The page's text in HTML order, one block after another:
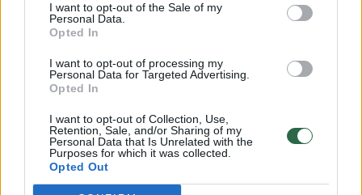
I want to opt-out of the Sale of my
Personal Data.
Opted In
I want to opt-out of processing my
Personal Data for Targeted Advertising.
Opted In
I want to opt-out of Collection, Use,
Retention, Sale, and/or Sharing of my
Personal Data that Is Unrelated with the
Purposes for which it was collected.
Opted Out
V. Zalužno pasisakymą laiko bandymu įsitvirtinti
Ukrainos politikoje: jis yra neteisus
Laidos Nauja diena
00:00:59
Nufilmavo, kaip patvino Vilniaus Vakarinis aplinkkelis:
vaizdas pribloškia
Žinios | Lietuvos diena